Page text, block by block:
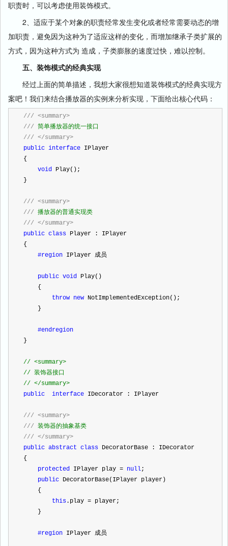
职责时，可以考虑使用装饰模式。
2、适应于某个对象的职责经常发生变化或者经常需要动态的增
加职责，避免因为这种为了适应这样的变化，而增加继承子类扩展的
方式，因为这种方式为 造成，子类膨胀的速度过快，难以控制。
五、装饰模式的经典实现
经过上面的简单描述，我想大家很想知道装饰模式的经典实现方
案吧！我们来结合播放器的实例来分析实现，下面给出核心代码：
/// <summary>
/// 简单播放器的统一接口
/// </summary>
public interface IPlayer
{
void Play();
}
/// <summary>
/// 播放器的普通实现类
/// </summary>
public class Player : IPlayer
{
#region IPlayer 成员
public void Play()
    {
throw new NotImplementedException();
    }
#endregion
}
// <summary>
// 装饰器接口
// </summary>
public
interface IDecorator : IPlayer
/// <summary>
/// 装饰器的抽象基类
/// </summary>
public abstract class DecoratorBase : IDecorator
{
protected IPlayer play = null;
public DecoratorBase(IPlayer player)
    {
this.play = player;
    }
#region IPlayer 成员